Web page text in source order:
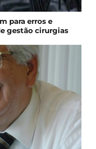
para erros e
gestão cirurgias